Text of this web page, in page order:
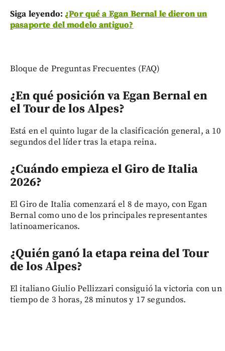
Siga leyendo: ¿Por qué a Egan Bernal le dieron un
pasaporte del modelo antiguo?
Bloque de Preguntas Frecuentes (FAQ)
¿En qué posición va Egan Bernal en
el Tour de los Alpes?
Está en el quinto lugar de la clasificación general, a 10
segundos del líder tras la etapa reina.
¿Cuándo empieza el Giro de Italia
2026?
El Giro de Italia comenzará el 8 de mayo, con Egan
Bernal como uno de los principales representantes
latinoamericanos.
¿Quién ganó la etapa reina del Tour
de los Alpes?
El italiano Giulio Pellizzari consiguió la victoria con un
tiempo de 3 horas, 28 minutos y 17 segundos.